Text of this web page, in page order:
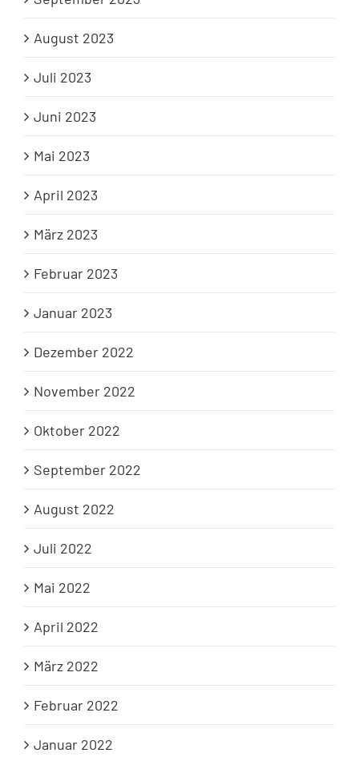
August 2023
Juli 2023
Juni 2023
Mai 2023
April 2023
März 2023
Februar 2023
Januar 2023
Dezember 2022
November 2022
Oktober 2022
September 2022
August 2022
Juli 2022
Mai 2022
April 2022
März 2022
Februar 2022
Januar 2022